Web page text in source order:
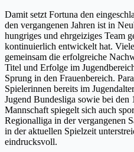
Damit setzt Fortuna den
den vergangenen Jahren ist in
hungriges und ehrgeiziges Team
kontinuierlich entwickelt hat.
gemeinsam die erfolgreiche
Titel und Erfolge im
Sprung in den Frauenbereich.
Spielerinnen bereits im
Jugend Bundesliga sowie bei
Mannschaft spiegelt sich auch
Regionalliga in der vergangenen
in der aktuellen Spielzeit
eindrucksvoll.